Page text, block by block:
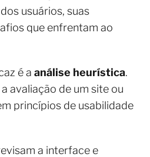
usuários, suas
que enfrentam ao
é a análise heurística.
avaliação de um site ou
princípios de usabilidade
a interface e